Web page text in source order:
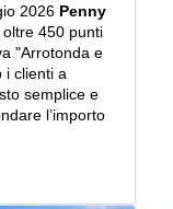
2026 Penny
450 punti
"Arrotonda e
i clienti a
semplice e
l’importo